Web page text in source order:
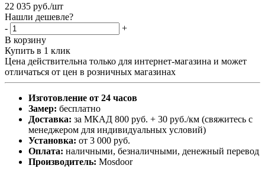
22 035 руб./шт
Нашли дешевле?
-
+
В корзину
Купить в 1 клик
Цена действительна только для интернет-магазина и может
отличаться от цен в розничных магазинах
Изготовление от 24 часов
Замер: бесплатно
Доставка: за МКАД 800 руб. + 30 руб./км (свяжитесь с
менеджером для индивидуальных условий)
Установка: от 3 000 руб.
Оплата: наличными, безналичными, денежный перевод
Производитель: Mosdoor